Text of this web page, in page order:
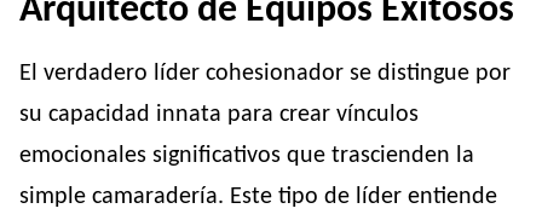
Arquitecto de Equipos Exitosos
El verdadero líder cohesionador se distingue por
su capacidad innata para crear vínculos
emocionales significativos que trascienden la
simple camaradería. Este tipo de líder entiende